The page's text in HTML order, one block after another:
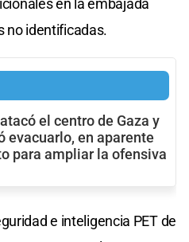
no identificadas.
el centro de Gaza y
evacuarlo, en aparente
para ampliar la ofensiva
e inteligencia PET de